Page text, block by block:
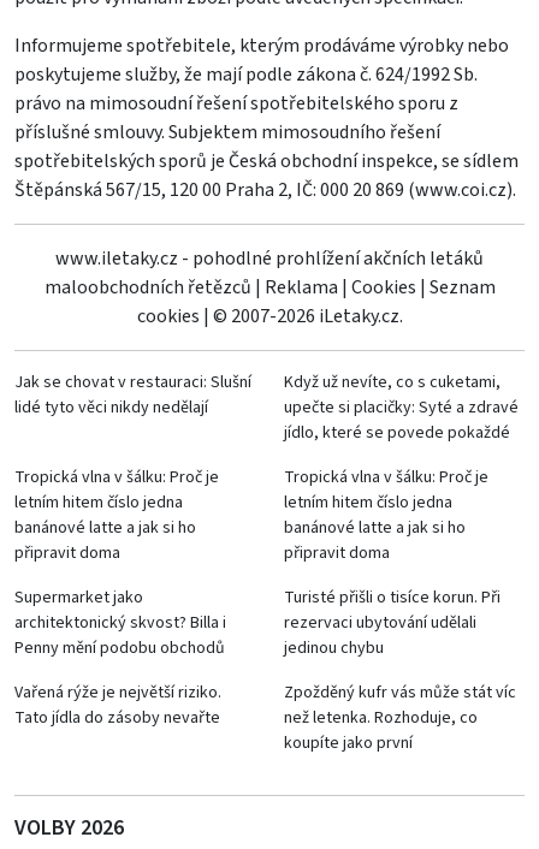
Informujeme spotřebitele, kterým prodáváme výrobky nebo
poskytujeme služby, že mají podle zákona č. 624/1992 Sb.
právo na mimosoudní řešení spotřebitelského sporu z
příslušné smlouvy. Subjektem mimosoudního řešení
spotřebitelských sporů je Česká obchodní inspekce, se sídlem
Štěpánská 567/15, 120 00 Praha 2, IČ: 000 20 869 (www.coi.cz).
www.iletaky.cz - pohodlné prohlížení akčních letáků
maloobchodních řetězců | Reklama | Cookies | Seznam
cookies | © 2007-2026 iLetaky.cz.
Jak se chovat v restauraci: Slušní
lidé tyto věci nikdy nedělají
Když už nevíte, co s cuketami,
upečte si placičky: Syté a zdravé
jídlo, které se povede pokaždé
Tropická vlna v šálku: Proč je
letním hitem číslo jedna
banánové latte a jak si ho
připravit doma
Tropická vlna v šálku: Proč je
letním hitem číslo jedna
banánové latte a jak si ho
připravit doma
Supermarket jako
architektonický skvost? Billa i
Penny mění podobu obchodů
Turisté přišli o tisíce korun. Při
rezervaci ubytování udělali
jedinou chybu
Vařená rýže je největší riziko.
Tato jídla do zásoby nevařte
Zpožděný kufr vás může stát víc
než letenka. Rozhoduje, co
koupíte jako první
VOLBY 2026